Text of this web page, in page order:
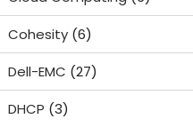
Cohesity(6)
Dell-EMC (27)
DHCP (3)